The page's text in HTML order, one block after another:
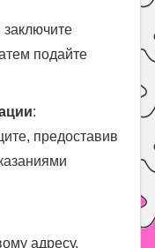
заключите
подайте
:
предоставив
адресу.